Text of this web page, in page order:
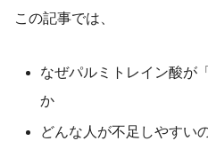
この記事では、
なぜパルミトレイン酸が
か
どんな人が不足しやすい